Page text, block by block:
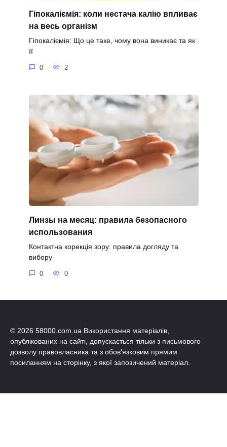
Гіпокаліємія: коли нестача калію впливає
на весь організм
Гіпокаліємія: Що це таке, чому вона виникає та як
її
0 2
Линзы на месяц: правила безопасного
использования
Контактна корекція зору: правила догляду та
вибору
0 0
© 2026 58000.com.ua Використання матеріалів,
опублікованих на сайті, допускається тільки з письмового
дозволу правовласника та з обов'язковим прямим
посиланням на сторінку, з якої запозичений матеріал.